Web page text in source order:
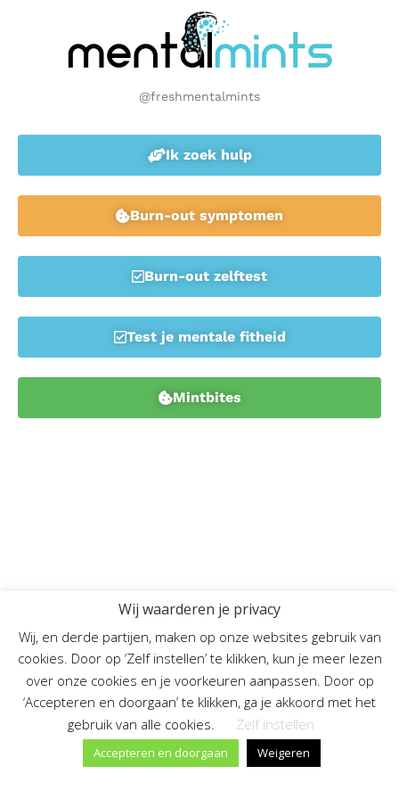
@freshmentalmints
Ik zoek hulp
Burn-out symptomen
Burn-out zelftest
Test je mentale fitheid
Mintbites
Wij waarderen je privacy
Wij, en derde partijen, maken op onze websites gebruik van
cookies. Door op ‘Zelf instellen’ te klikken, kun je meer lezen
over onze cookies en je voorkeuren aanpassen. Door op
‘Accepteren en doorgaan’ te klikken, ga je akkoord met het
gebruik van alle cookies.
Zelf instellen
Accepteren en doorgaan Weigeren